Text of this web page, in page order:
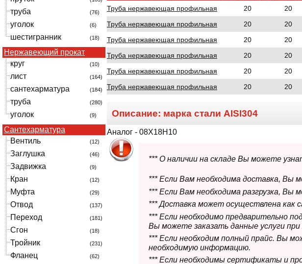
труба (76)
уголок (6)
шестигранник (18)
Нержавеющий прокат
круг
(10)
лист (164)
сантехарматура (184)
труба (280)
уголок (9)
Сантехарматура
Вентиль
(12)
Заглушка (46)
Задвижка (9)
Кран (12)
Муфта (29)
Отвод (137)
Переход (181)
Сгон (18)
Тройник (231)
Фланец (62)
Труба нержавеющая профильная 20 20
Труба нержавеющая профильная
20 20
Труба нержавеющая профильная
20 20
Труба нержавеющая профильная
20 20
Труба нержавеющая профильная
20 20
Труба нержавеющая профильная
20 20
Описание: марка стали AISI304
Аналог - 08Х18Н10
*** О наличии на складе Вы можете
*** Если Вам необходима доставка, Вы
*** Если Вам необходима разгрузка, Вы
*** Доставка может осуществлена как
*** Если необходимо предварительно
Вы можете заказать данные услуги при
*** Если необходим полный прайс. Вы
необходимую информацию.
*** Если необходимы сертификаты и